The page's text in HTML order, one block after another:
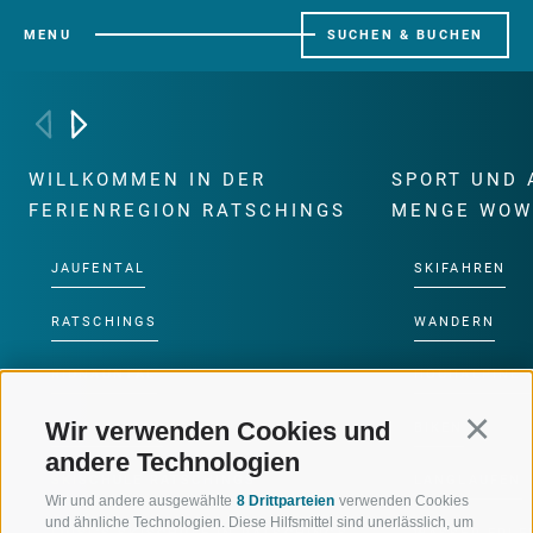
Wir verwenden Cookies und
andere Technologien
Wir und andere ausgewählte 8 Drittparteien verwenden Cookies
und ähnliche Technologien. Diese Hilfsmittel sind unerlässlich, um
MENU SUCHEN & BUCHEN
WILLKOMMEN IN DER
FERIENREGION RATSCHINGS
JAUFENTAL
RATSCHINGS
RIDNAUNTAL
BERGBAHNEN
SKISCHULE RATSCHINGS
SPORT UND
MENGE
SKIFAHREN
WANDERN
HOCHALPINE